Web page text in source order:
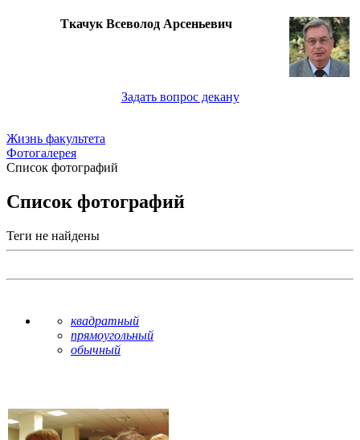
Ткачук Всеволод Арсеньевич
Задать вопрос декану
Жизнь факультета
Фотогалерея
Список фотографий
Список фотографий
Теги не найдены
квадратный
прямоугольный
обычный